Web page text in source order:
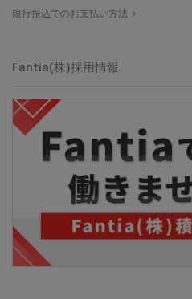
銀行振込でのお支払い方法
Fantia(株)採用情報